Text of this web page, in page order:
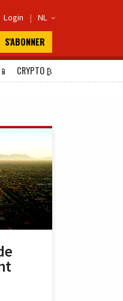
Login | NL 
S'ABONNER
📱 CRYPTO₿